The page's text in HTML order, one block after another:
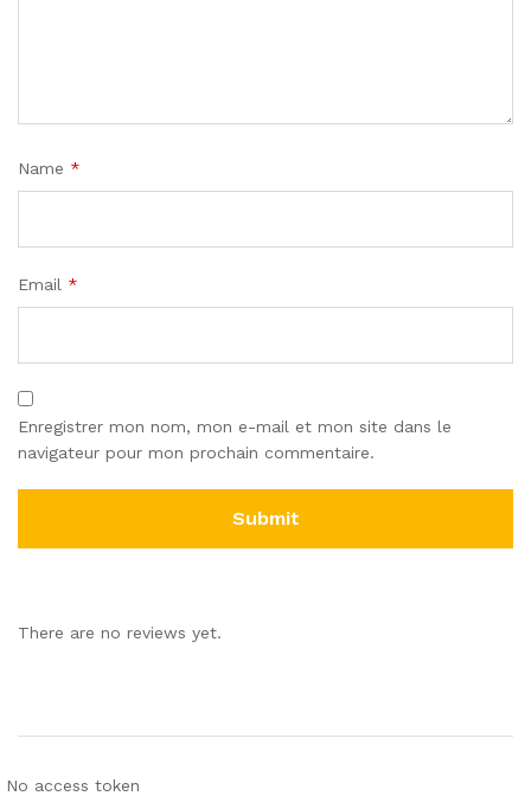
Name *
Email *
Enregistrer mon nom, mon e-mail et mon site dans le
navigateur pour mon prochain commentaire.
There are no reviews yet.
No access token